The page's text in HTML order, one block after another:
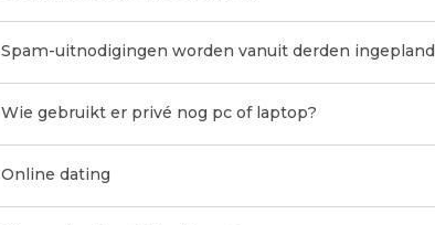
Spam-uitnodigingen worden vanuit derden ingepland
Wie gebruikt er privé nog pc of laptop?
Online dating